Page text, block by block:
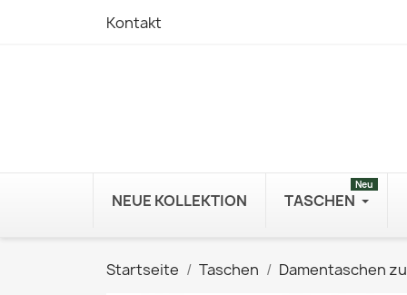
Kontakt
NEUE KOLLEKTION TASCHEN
Neu
Startseite Taschen Damentaschen